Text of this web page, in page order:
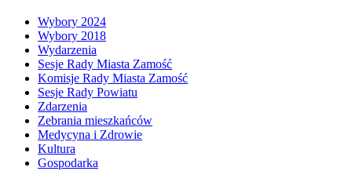
Wybory 2024
Wybory 2018
Wydarzenia
Sesje Rady Miasta Zamość
Komisje Rady Miasta Zamość
Sesje Rady Powiatu
Zdarzenia
Zebrania mieszkańców
Medycyna i Zdrowie
Kultura
Gospodarka